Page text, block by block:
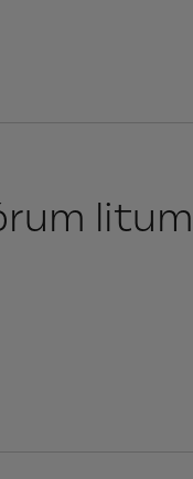
litum